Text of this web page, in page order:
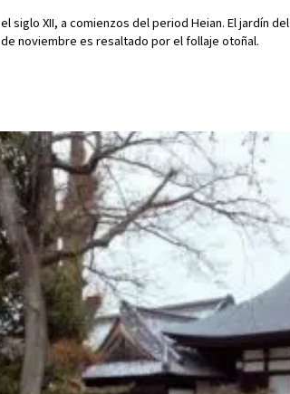
siglo XII, a comienzos del period Heian. El jardín
noviembre es resaltado por el follaje otoñal.